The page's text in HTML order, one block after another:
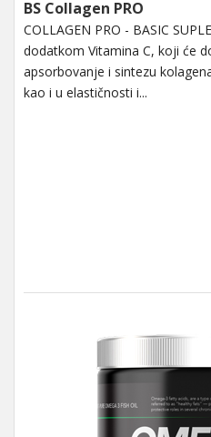
BS Collagen PRO
COLLAGEN PRO - BASIC
dodatkom Vitamina C, koji će
apsorbovanje i sintezu
kao i u elastičnosti i...